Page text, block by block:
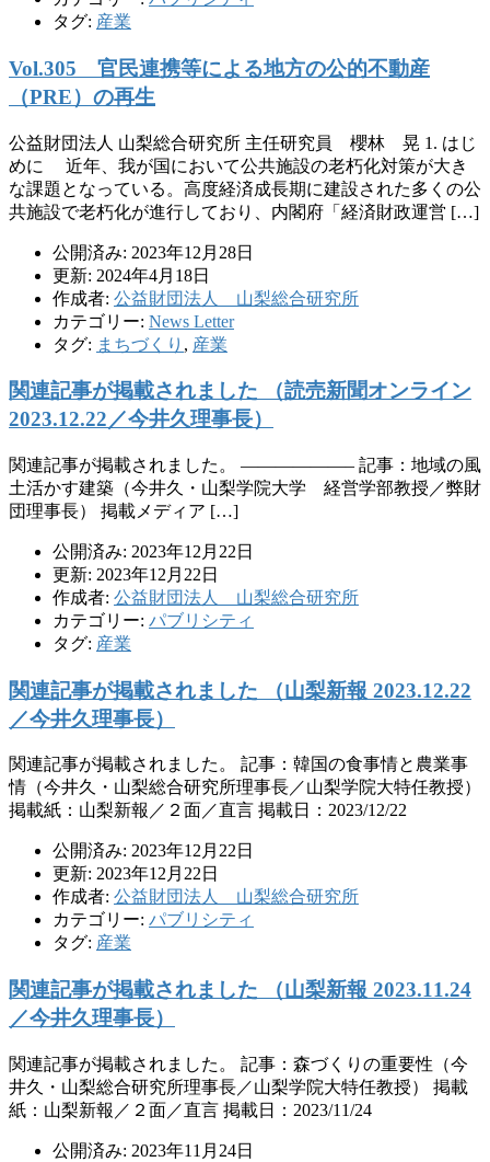
タグ: 産業
Vol.305 官民連携等による地方の公的不動産
（PRE）の再生
公益財団法人 山梨総合研究所 主任研究員 櫻林 晃 1. はじ
めに 近年、我が国において公共施設の老朽化対策が大き
な課題となっている。高度経済成長期に建設された多くの公
共施設で老朽化が進行しており、内閣府「経済財政運営 […]
公開済み: 2023年12月28日
更新: 2024年4月18日
作成者: 公益財団法人 山梨総合研究所
カテゴリー: News Letter
タグ: まちづくり , 産業
関連記事が掲載されました （読売新聞オンライン
2023.12.22／今井久理事長）
関連記事が掲載されました。 ——————– 記事：地域の風
土活かす建築（今井久・山梨学院大学 経営学部教授／弊財
団理事長） 掲載メディア […]
公開済み: 2023年12月22日
更新: 2023年12月22日
作成者: 公益財団法人 山梨総合研究所
カテゴリー: パブリシティ
タグ: 産業
関連記事が掲載されました （山梨新報 2023.12.22
／今井久理事長）
関連記事が掲載されました。 記事：韓国の食事情と農業事
情（今井久・山梨総合研究所理事長／山梨学院大特任教授）
掲載紙：山梨新報／２面／直言 掲載日：2023/12/22
公開済み: 2023年12月22日
更新: 2023年12月22日
作成者: 公益財団法人 山梨総合研究所
カテゴリー: パブリシティ
タグ: 産業
関連記事が掲載されました （山梨新報 2023.11.24
／今井久理事長）
関連記事が掲載されました。 記事：森づくりの重要性（今
井久・山梨総合研究所理事長／山梨学院大特任教授） 掲載
紙：山梨新報／２面／直言 掲載日：2023/11/24
公開済み: 2023年11月24日